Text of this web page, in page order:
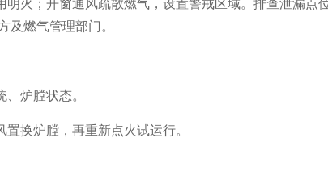
火；开窗通风疏散燃气，设置警戒区域。排查泄漏点
及燃气管理部门。
炉膛状态。
换炉膛，再重新点火试运行。